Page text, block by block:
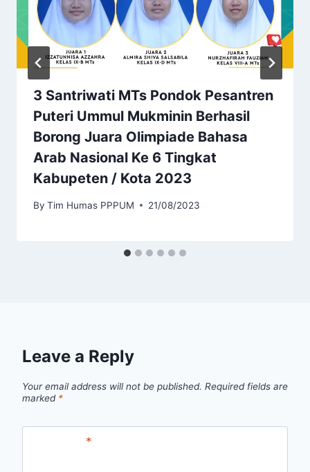
3 Santriwati MTs Pondok Pesantren
Puteri Ummul Mukminin Berhasil
Borong Juara Olimpiade Bahasa
Arab Nasional Ke 6 Tingkat
Kabupeten / Kota 2023
By Tim Humas PPPUM 21/08/2023
Leave a Reply
Your email address will not be published. Required fields are
marked *
*